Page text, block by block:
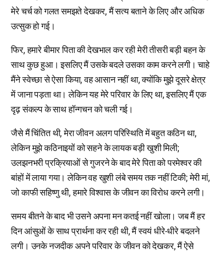
मेरे चर्च को गलत समझते देखकर, मैं सत्य बताने के लिए और अधिक
उत्सुक हो गई।
फिर, हमारे बीमार पिता की देखभाल कर रही मेरी तीसरी बड़ी बहन के
साथ कुछ हुआ। इसलिए मैं उसके बदले उसका काम करने लगी। चाहे
मैंने स्वेच्छा से ऐसा किया, वह आसान नहीं था, क्योंकि मुझे दूसरे क्षेत्र
में जाना पड़ता था। लेकिन यह मेरे परिवार के लिए था, इसलिए मैं एक
दृढ़ संकल्प के साथ हॉन्गचन को चली गई।
जैसे मैं चिंतित थी, मेरा जीवन अलग परिस्थिति में बहुत कठिन था,
लेकिन मुझे कठिनाइयों को सहने के लायक बड़ी खुशी मिली;
उलझनभरी प्रक्रियाओं से गुजरने के बाद मेरे पिता को परमेश्वर की
बांहों में लाया गया। लेकिन वह खुशी लंबे समय तक नहीं टिकी; मेरी मां,
जो काफी सहिष्णु थी, हमारे विश्वास के जीवन का विरोध करने लगी।
समय बीतने के बाद भी उसने अपना मन कतई नहीं खोला। जब मैं हर
दिन आंसुओं के साथ प्रार्थना कर रही थी, मैं स्वयं धीरे-धीरे बदलने
लगी। उनके नजदीक अपने परिवार के जीवन को देखकर, मैं ऐसे